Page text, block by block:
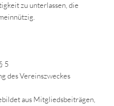
zu unterlassen, die
§ 5
des Vereinszweckes
aus Mitgliedsbeiträgen,